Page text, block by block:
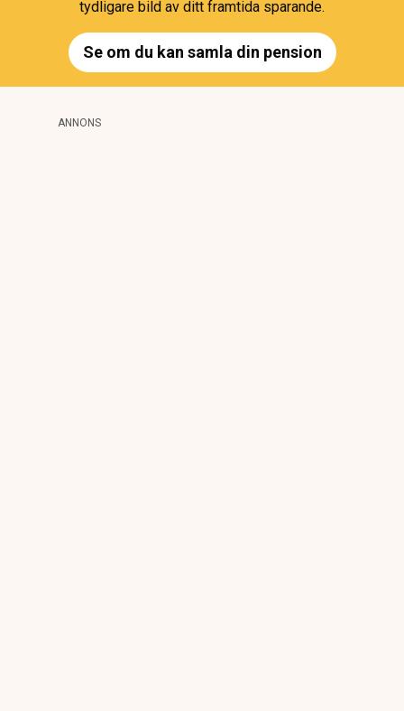
tydligare bild av ditt framtida sparande.
Se om du kan samla din pension
ANNONS